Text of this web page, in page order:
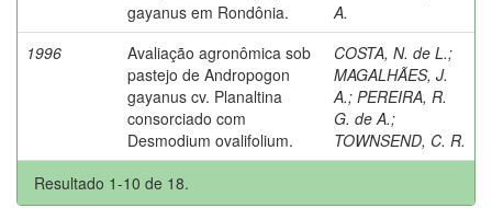
gayanus em Rondônia.
A.
1996
Avaliação agronômica sob
pastejo de Andropogon
gayanus cv. Planaltina
consorciado com
Desmodium ovalifolium.
COSTA, N. de L.;
MAGALHÃES, J.
A.; PEREIRA, R.
G. de A.;
TOWNSEND, C. R.
Resultado 1-10 de 18.